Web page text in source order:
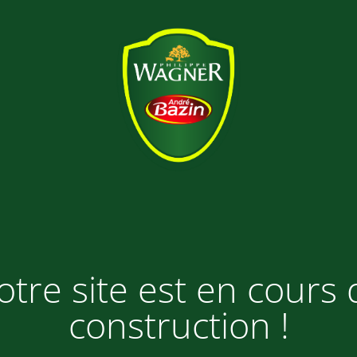
site est en cours
construction !